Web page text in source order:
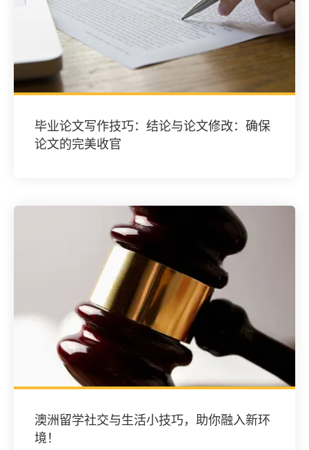
毕业论文写作技巧：结论与论文修改：确保
论文的完美收官
澳洲留学社交与生活小技巧，助你融入新环
境！